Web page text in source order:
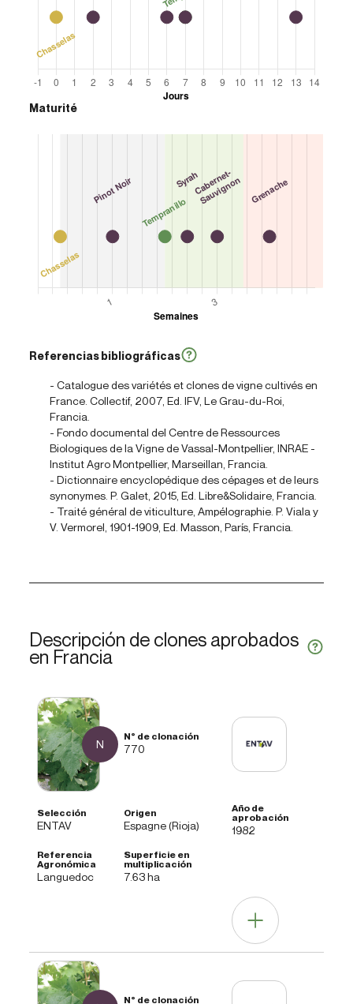
Maturité
Referencias bibliográficas
- Catalogue des variétés et clones de vigne cultivés en
France. Collectif, 2007, Ed. IFV, Le Grau-du-Roi,
Francia.
- Fondo documental del Centre de Ressources
Biologiques de la Vigne de Vassal-Montpellier, INRAE -
Institut Agro Montpellier, Marseillan, Francia.
- Dictionnaire encyclopédique des cépages et de leurs
synonymes. P. Galet, 2015, Ed. Libre&Solidaire, Francia.
- Traité général de viticulture, Ampélographie. P. Viala y
V. Vermorel, 1901-1909, Ed. Masson, París, Francia.
Descripción de clones aprobados
en Francia
N 770
Espagne (Rioja)
ENTAV 1982
Languedoc 7.63 ha
Datos Agronómicos